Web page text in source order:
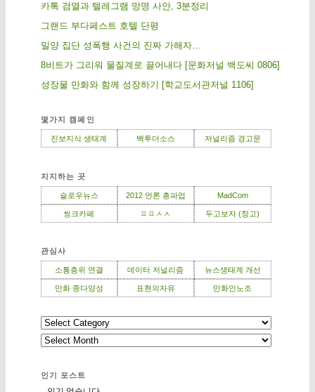
카톡 검열과 텔레그램 망명 사안, 3분정리
그랜드 부다페스트 호텔 단평
밀양 집단 성폭행 사건의 진짜 가해자…
8비트가 그리워 물질계로 끌어내다 [문화저널 백도씨 0806]
성장물 만화와 함께 성장하기 [학교도서관저널 1106]
몇가지 캠페인
진보지식 생태계 백투더소스 저널리즘 경고문
지지하는 곳
슬로우뉴스 2012 언론 총파업 MadCom
씽크카페 ㅍㅍㅅㅅ 두고보자 (창고)
관심사
소통층위 연결 데이터 저널리즘 뉴스생태계 개선
만화 종다양성 표현의자유 만화인노조
인기 포스트